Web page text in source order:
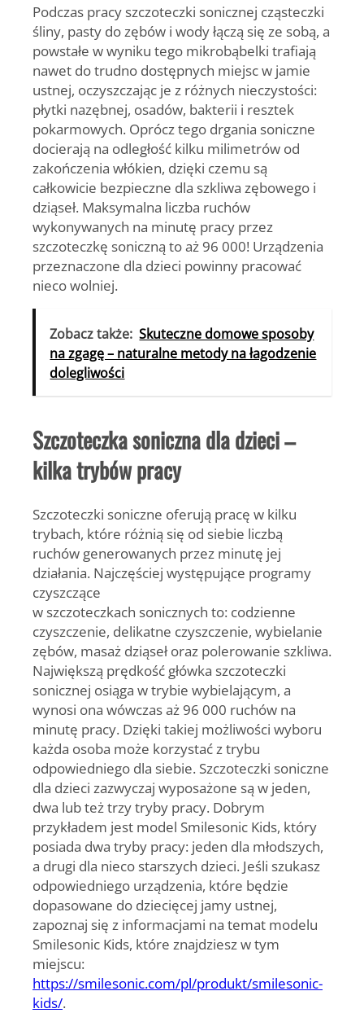
Podczas pracy szczoteczki sonicznej cząsteczki
śliny, pasty do zębów i wody łączą się ze sobą, a
powstałe w wyniku tego mikrobąbelki trafiają
nawet do trudno dostępnych miejsc w jamie
ustnej, oczyszczając je z różnych nieczystości:
płytki nazębnej, osadów, bakterii i resztek
pokarmowych. Oprócz tego drgania soniczne
docierają na odległość kilku milimetrów od
zakończenia włókien, dzięki czemu są
całkowicie bezpieczne dla szkliwa zębowego i
dziąseł. Maksymalna liczba ruchów
wykonywanych na minutę pracy przez
szczoteczkę soniczną to aż 96 000! Urządzenia
przeznaczone dla dzieci powinny pracować
nieco wolniej.
Zobacz także: Skuteczne domowe sposoby
na zgagę – naturalne metody na łagodzenie
dolegliwości
Szczoteczka soniczna dla dzieci –
kilka trybów pracy
Szczoteczki soniczne oferują pracę w kilku
trybach, które różnią się od siebie liczbą
ruchów generowanych przez minutę jej
działania. Najczęściej występujące programy
czyszczące
w szczoteczkach sonicznych to: codzienne
czyszczenie, delikatne czyszczenie, wybielanie
zębów, masaż dziąseł oraz polerowanie szkliwa.
Największą prędkość główka szczoteczki
sonicznej osiąga w trybie wybielającym, a
wynosi ona wówczas aż 96 000 ruchów na
minutę pracy. Dzięki takiej możliwości wyboru
każda osoba może korzystać z trybu
odpowiedniego dla siebie. Szczoteczki soniczne
dla dzieci zazwyczaj wyposażone są w jeden,
dwa lub też trzy tryby pracy. Dobrym
przykładem jest model Smilesonic Kids, który
posiada dwa tryby pracy: jeden dla młodszych,
a drugi dla nieco starszych dzieci. Jeśli szukasz
odpowiedniego urządzenia, które będzie
dopasowane do dziecięcej jamy ustnej,
zapoznaj się z informacjami na temat modelu
Smilesonic Kids, które znajdziesz w tym
miejscu:
https://smilesonic.com/pl/produkt/smilesonic-
kids/.